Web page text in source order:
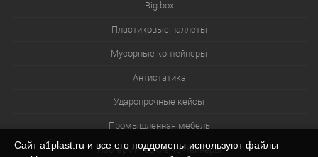
Big box
Пластиковые паллеты
Мусорные контейнеры
Антистатика
Ударопрочные кейсы
Промышленная мебель
Изотермические контейнеры
Сайт a1plast.ru и все его поддомены используют файлы